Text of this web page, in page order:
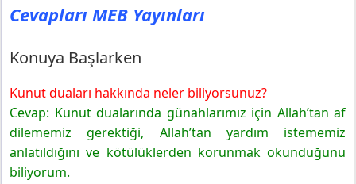
6. Sınıf Din Kültürü Ders Kitabı Sayfa 97 Cevapları MEB
Etkinlik-14
Değerlendirme
6. Sınıf Din Kültürü Ders Kitabı Sayfa 98 Cevapları MEB
Yayınları
Kontrol Noktası
Farklı Kaydet
Cevapları MEB Yayınları
Konuya Başlarken
Kunut duaları hakkında neler biliyorsunuz?
Cevap: Kunut dualarında günahlarımız için Allah’tan af
dilememiz gerektiği, Allah’tan yardım istememiz
anlatıldığını ve kötülüklerden korunmak okunduğunu
biliyorum.